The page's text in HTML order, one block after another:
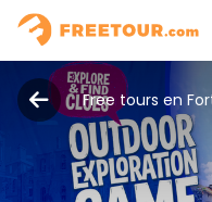
Free tours en